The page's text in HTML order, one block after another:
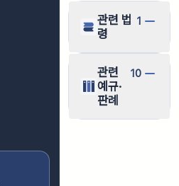
관련 법
령
1
관련
예규·
판례
10